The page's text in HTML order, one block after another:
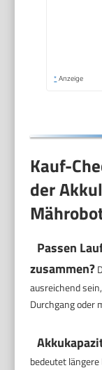
* Anzeige
Kauf-
der
Passen
zusammen?
ausreichend
Durchgang oder
bedeutet